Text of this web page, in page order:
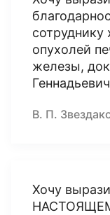
сотруднику
опухолей
железы,
В. П.
Хочу